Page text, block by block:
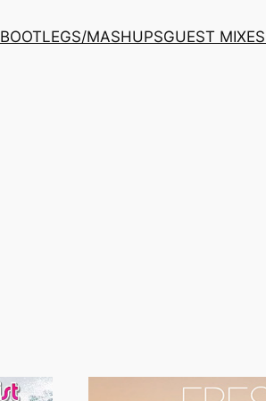
BOOTLEGS/MASHUPSGUEST MIXES